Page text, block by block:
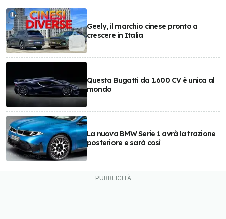
Geely, il marchio cinese pronto a
crescere in Italia
Questa Bugatti da 1.600 CV è unica al
mondo
La nuova BMW Serie 1 avrà la trazione
posteriore e sarà così